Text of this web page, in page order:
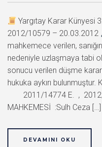
Yargıtay Karar Künyesi
2012/10579 – 20.03.2012
mahkemece verilen,
nedeniyle uzlaşmaya tabi
sonucu verilen düşme
hukuka aykırı
2011/14774 E. , 2012/
MAHKEMESİ :Sulh Ceza […]
DEVAMINI OKU